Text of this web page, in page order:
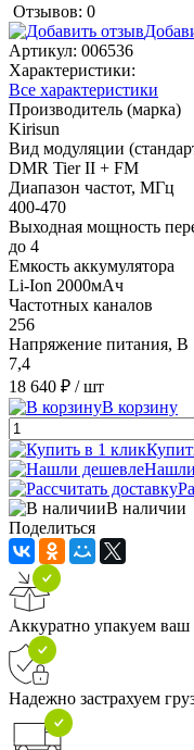
Отзывов: 0
Артикул: 006536
Характеристики:
Все характеристики
Производитель (марка)
Kirisun
Вид модуляции
DMR Tier II + FM
Диапазон частот, МГц
400-470
Выходная мощность
до 4
Емкость аккумулятора
Li-Ion 2000мАч
Частотных каналов
256
Напряжение питания, В
7,4
18 640 ₽ / шт
В корзину
В наличии
Поделиться
Аккуратно упакуем ваш
Надежно застрахуем